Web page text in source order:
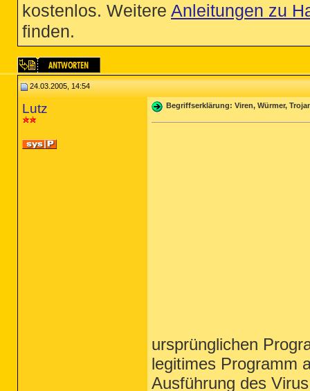
kostenlos. Weitere Anleitungen zu
finden.
24.03.2005, 14:54
Lutz Begriffserklärung: Viren, Würmer,
ursprünglichen
legitimes Programm
Ausführung des